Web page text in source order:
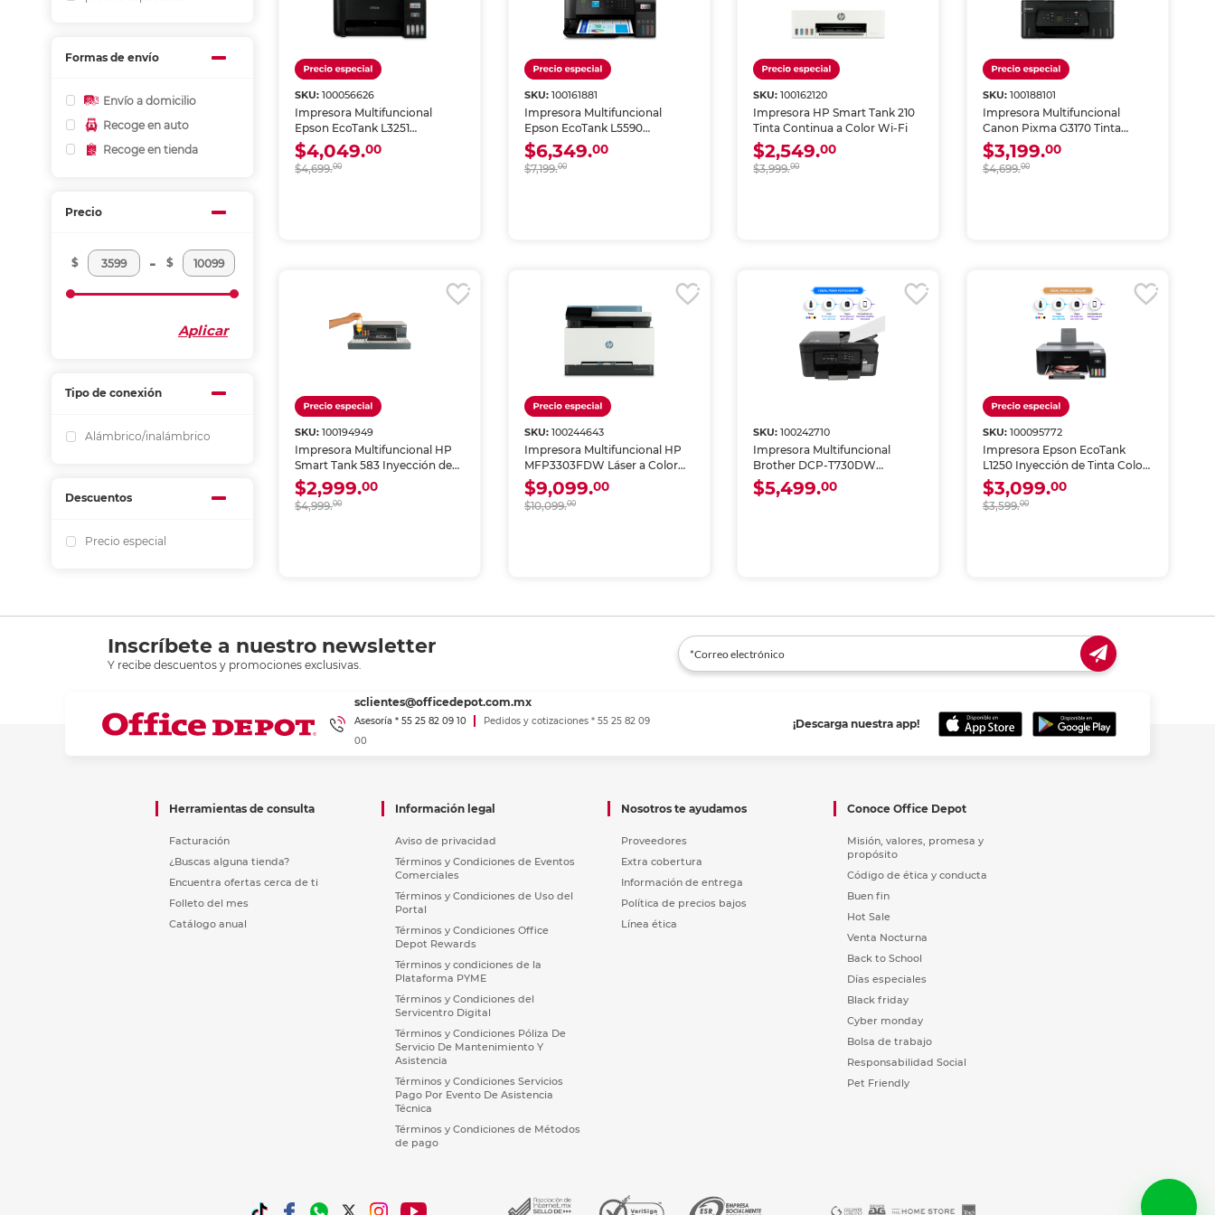
Formas de envío
Envío a domicilio
Recoge en auto
Recoge en tienda
Precio
$ - $
Aplicar
Tipo de conexión
Alámbrico/inalámbrico
Descuentos
Precio especial
SKU:100056626
Impresora Multifuncional
Epson EcoTank L3251
Inyección de Tinta Color Wi-Fi
$4,049.00
$4,699.00
SKU: 100161881
Impresora Multifuncional
Epson EcoTank L5590
Inyección de Tinta Color Wi-Fi
$6,349.00
$7,199.00
SKU:100162120
Impresora HP Smart Tank 210
Tinta Continua a Color Wi-Fi
$2,549.00
$3,999.00
SKU: 100188101
Impresora Multifuncional
Canon Pixma G3170 Tinta
Continua Wi-Fi
$3,199.00
$4,699.00
SKU:100194949
Impresora Multifuncional HP
Smart Tank 583 Inyección de
Tinta a Color Wi-Fi
$2,999.00
$4,999.00
SKU: 100244643
Impresora Multifuncional HP
MFP3303FDW Láser a Color
Wi-Fi
$9,099.00
$10,099.00
SKU:100242710
Impresora Multifuncional
Brother DCP-T730DW
Inyección de Tinta 3 en 1 Color
Wi-Fi
$5,499.00
SKU: 100095772
Impresora Epson EcoTank
L1250 Inyección de Tinta Color
Wi-Fi
$3,099.00
$3,599.00
Inscríbete a nuestro newsletter
Y recibe descuentos y promociones exclusivas.
¡Descarga nuestra app!
sclientes@officedepot.com.mx
Asesoría * 55 25 82 09 10
Pedidos y cotizaciones * 55 25 82 09
00
Herramientas de consulta
Facturación
¿Buscas alguna tienda?
Encuentra ofertas cerca de ti
Folleto del mes
Catálogo anual
Información legal
Aviso de privacidad
Términos y Condiciones de Eventos
Comerciales
Términos y Condiciones de Uso del
Portal
Términos y Condiciones Office
Depot Rewards
Términos y condiciones de la
Plataforma PYME
Términos y Condiciones del
Servicentro Digital
Términos y Condiciones Póliza De
Servicio De Mantenimiento Y
Asistencia
Términos y Condiciones Servicios
Pago Por Evento De Asistencia
Técnica
Términos y Condiciones de Métodos
de pago
Nosotros te ayudamos
Proveedores
Extra cobertura
Información de entrega
Política de precios bajos
Línea ética
Conoce Office Depot
Misión, valores, promesa y
propósito
Código de ética y conducta
Buen fin
Hot Sale
Venta Nocturna
Back to School
Días especiales
Black friday
Cyber monday
Bolsa de trabajo
Responsabilidad Social
Pet Friendly